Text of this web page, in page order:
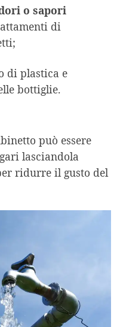
o sapori
di
di plastica e
bottiglie.
può essere
lasciandola
ridurre il gusto del